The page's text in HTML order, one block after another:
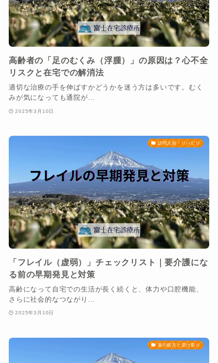
高齢者の「足のむくみ（浮腫）」の原因は？心不全
リスクと在宅での解消法
適切な治療の手を伸ばすかどうかを迷う方は多いです。むく
みが気になっても通院が...
2025年3月10日
訪問入浴・リハビリ
「フレイル（虚弱）」チェックリスト｜要介護にな
る前の早期発見と対策
高齢になって自宅での生活が長く続くと、体力や口腔機能、
さらに社会的なつながり...
2025年3月10日
薬の処方と受け取り